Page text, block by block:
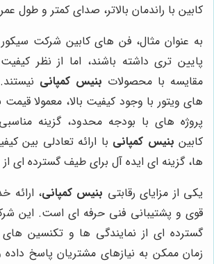
کابین با راندمان بالاتر، صدای کمتر و طول
به عنوان مثال، فن های کابین شرکت
پایین تری داشته باشند، اما از نظر
مقایسه با محصولات بنیس کمپانی
های ویتور با وجود کیفیت بالا، معمولا قیمت
پروژه های با بودجه محدود، گزینه
کابین بنیس کمپانی با ارائه تعادلی بین
ها، گزینه ای ایده آل برای طیف گسترده ای
یکی از مزایای رقابتی بنیس کمپانی،
قوی و پشتیبانی فنی حرفه ای است. این
گسترده ای از نمایندگی ها و تکنسین
زمان ممکن به نیازهای مشتریان پاسخ